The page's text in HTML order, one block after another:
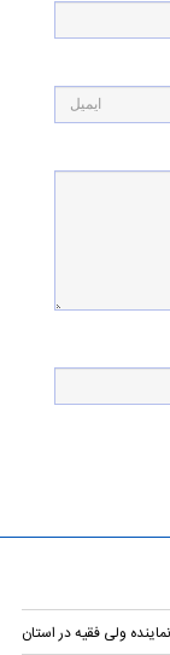
ولی‌ فقیه در استان